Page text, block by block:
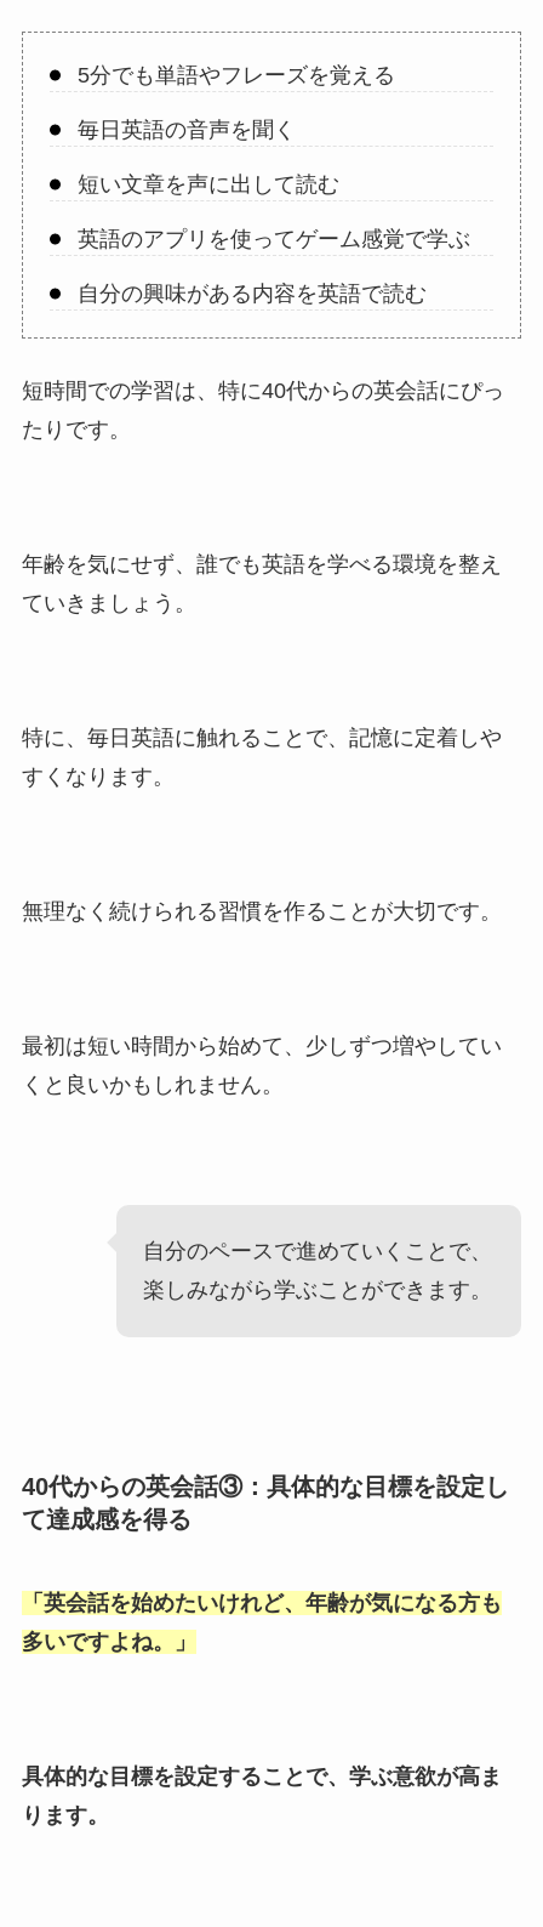
5分でも単語やフレーズを覚える
毎日英語の音声を聞く
短い文章を声に出して読む
英語のアプリを使ってゲーム感覚で学ぶ
自分の興味がある内容を英語で読む
短時間での学習は、特に40代からの英会話にぴっ
たりです。
年齢を気にせず、誰でも英語を学べる環境を整え
ていきましょう。
特に、毎日英語に触れることで、記憶に定着しや
すくなります。
無理なく続けられる習慣を作ることが大切です。
最初は短い時間から始めて、少しずつ増やしてい
くと良いかもしれません。
自分のペースで進めていくことで、
楽しみながら学ぶことができます。
40代からの英会話③：具体的な目標を設定し
て達成感を得る
「 英会話を始めたいけれど、年齢が気になる方も
多いですよね。
」
具体的な目標を設定することで、学ぶ意欲が高ま
ります。